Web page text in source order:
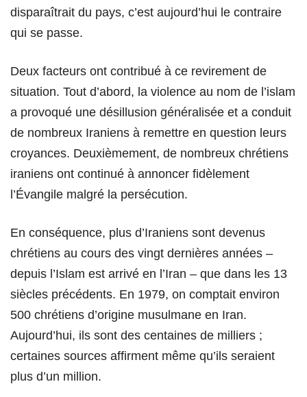
disparaîtrait du pays, c’est aujourd’hui le contraire
qui se passe.
Deux facteurs ont contribué à ce revirement de
situation. Tout d’abord, la violence au nom de l’islam
a provoqué une désillusion généralisée et a conduit
de nombreux Iraniens à remettre en question leurs
croyances. Deuxièmement, de nombreux chrétiens
iraniens ont continué à annoncer fidèlement
l’Évangile malgré la persécution.
En conséquence, plus d’Iraniens sont devenus
chrétiens au cours des vingt dernières années –
depuis l’Islam est arrivé en l’Iran – que dans les 13
siècles précédents. En 1979, on comptait environ
500 chrétiens d’origine musulmane en Iran.
Aujourd’hui, ils sont des centaines de milliers ;
certaines sources affirment même qu’ils seraient
plus d’un million.